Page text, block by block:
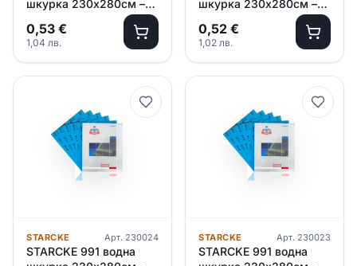
шкурка 230х280см –
0,53 €
1,04 лв.
шкурка 230х280см –
0,52 €
1,02 лв.
STARCKE Арт. 230024
STARCKE 991 водна
STARCKE Арт. 230023
STARCKE 991 водна